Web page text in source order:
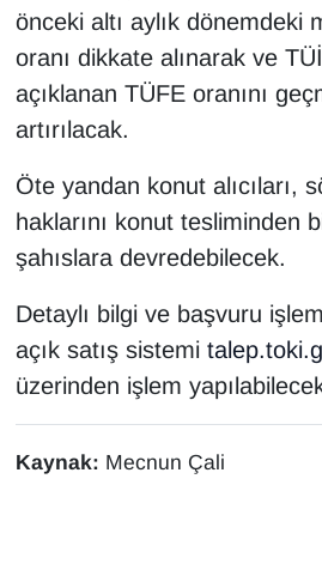
önceki altı aylık dönemdeki
oranı dikkate alınarak ve
açıklanan TÜFE oranını
artırılacak.
Öte yandan konut alıcıları,
haklarını konut tesliminden
şahıslara devredebilecek.
Detaylı bilgi ve başvuru
açık satış sistemi
üzerinden işlem
Kaynak: Mecnun Çali